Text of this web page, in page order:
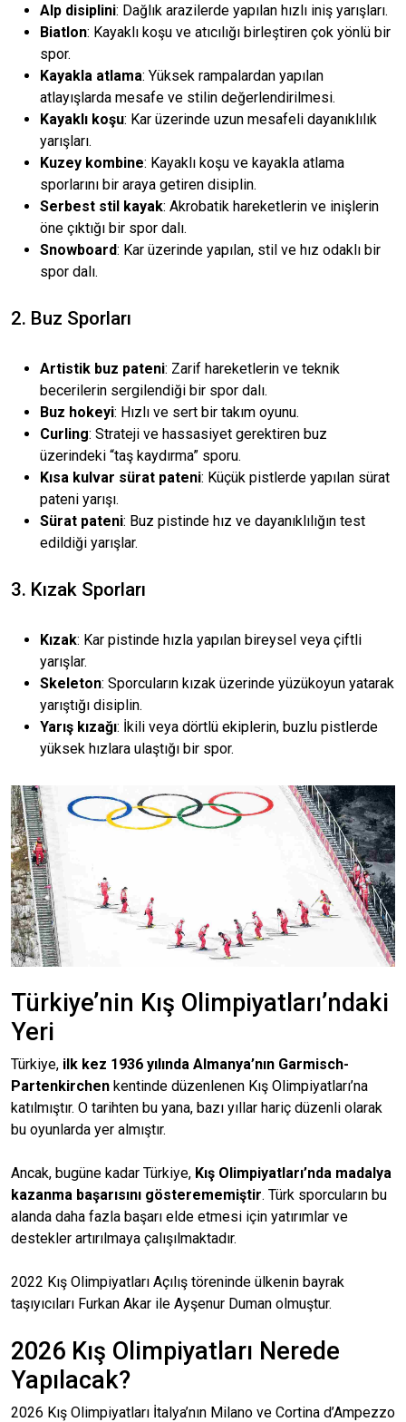
Alp disiplini: Dağlık arazilerde yapılan hızlı iniş yarışları.
Biatlon: Kayaklı koşu ve atıcılığı birleştiren çok yönlü bir
spor.
Kayakla atlama: Yüksek rampalardan yapılan
atlayışlarda mesafe ve stilin değerlendirilmesi.
Kayaklı koşu: Kar üzerinde uzun mesafeli dayanıklılık
yarışları.
Kuzey kombine: Kayaklı koşu ve kayakla atlama
sporlarını bir araya getiren disiplin.
Serbest stil kayak: Akrobatik hareketlerin ve inişlerin
öne çıktığı bir spor dalı.
Snowboard: Kar üzerinde yapılan, stil ve hız odaklı bir
spor dalı.
2. Buz Sporları
Artistik buz pateni: Zarif hareketlerin ve teknik
becerilerin sergilendiği bir spor dalı.
Buz hokeyi: Hızlı ve sert bir takım oyunu.
Curling: Strateji ve hassasiyet gerektiren buz
üzerindeki “taş kaydırma” sporu.
Kısa kulvar sürat pateni: Küçük pistlerde yapılan sürat
pateni yarışı.
Sürat pateni: Buz pistinde hız ve dayanıklılığın test
edildiği yarışlar.
3. Kızak Sporları
Kızak: Kar pistinde hızla yapılan bireysel veya çiftli
yarışlar.
Skeleton: Sporcuların kızak üzerinde yüzükoyun yatarak
yarıştığı disiplin.
Yarış kızağı: İkili veya dörtlü ekiplerin, buzlu pistlerde
yüksek hızlara ulaştığı bir spor.
Türkiye’nin Kış Olimpiyatları’ndaki
Yeri
Türkiye, ilk kez 1936 yılında Almanya’nın Garmisch-
Partenkirchen kentinde düzenlenen Kış Olimpiyatları’na
katılmıştır. O tarihten bu yana, bazı yıllar hariç düzenli olarak
bu oyunlarda yer almıştır.
Ancak, bugüne kadar Türkiye, Kış Olimpiyatları’nda madalya
kazanma başarısını gösterememiştir. Türk sporcuların bu
alanda daha fazla başarı elde etmesi için yatırımlar ve
destekler artırılmaya çalışılmaktadır.
2022 Kış Olimpiyatları Açılış töreninde ülkenin bayrak
taşıyıcıları Furkan Akar ile Ayşenur Duman olmuştur.
2026 Kış Olimpiyatları Nerede
Yapılacak?
2026 Kış Olimpiyatları İtalya’nın Milano ve Cortina d’Ampezzo